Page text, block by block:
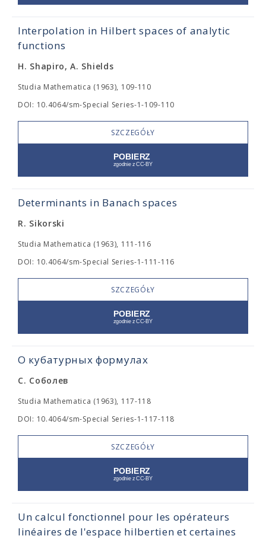
Interpolation in Hilbert spaces of analytic
functions
H. Shapiro, A. Shields
Studia Mathematica (1963), 109-110
DOI: 10.4064/sm-Special Series-1-109-110
SZCZEGÓŁY
Determinants in Banach spaces
R. Sikorski
Studia Mathematica (1963), 111-116
DOI: 10.4064/sm-Special Series-1-111-116
SZCZEGÓŁY
О кубатурных формулах
С. Соболев
Studia Mathematica (1963), 117-118
DOI: 10.4064/sm-Special Series-1-117-118
SZCZEGÓŁY
Un calcul fonctionnel pour les opérateurs
linéaires de l'espace hilbertien et certaines